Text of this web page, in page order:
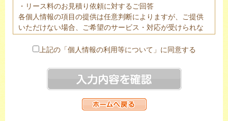
・リース料のお見積り依頼に対するご回答
各個人情報の項目の提供は任意判断によりますが、ご提供
いただけない場合、ご希望のサービス・対応が受けられな
２．ご提供頂きました個人情報は、法令に基づく場合を除
る場合がございます。
３．当社は個人情報の取扱業務の全部または一部を個人情
報保護体制について一定の水準を満たしていると認められ
る委託先に委託する場合があります。
４．個人情報の開示等（利用目的の通知、開示、内容の訂
上記の「個人情報の利用等について」に同意する